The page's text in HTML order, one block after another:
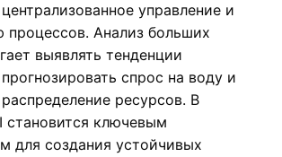
управление и
процессов. Анализ больших
выявлять тенденции
прогнозировать спрос на воду и
ресурсов. В
становится ключевым
для создания устойчивых